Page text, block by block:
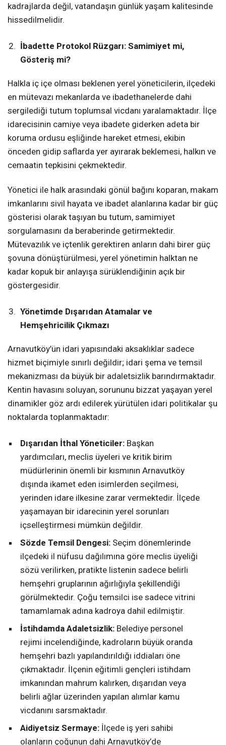
kadrajlarda değil, vatandaşın günlük yaşam kalitesinde
hissedilmelidir.
İbadette Protokol Rüzgarı: Samimiyet mi,
Gösteriş mi?
Halkla iç içe olması beklenen yerel yöneticilerin, ilçedeki
en mütevazı mekanlarda ve ibadethanelerde dahi
sergilediği tutum toplumsal vicdanı yaralamaktadır. İlçe
idarecisinin camiye veya ibadete giderken adeta bir
koruma ordusu eşliğinde hareket etmesi, ekibin
önceden gidip saflarda yer ayırarak beklemesi, halkın ve
cemaatin tepkisini çekmektedir.
Yönetici ile halk arasındaki gönül bağını koparan, makam
imkanlarını sivil hayata ve ibadet alanlarına kadar bir güç
gösterisi olarak taşıyan bu tutum, samimiyet
sorgulamasını da beraberinde getirmektedir.
Mütevazılık ve içtenlik gerektiren anların dahi birer güç
şovuna dönüştürülmesi, yerel yönetimin halktan ne
kadar kopuk bir anlayışa sürüklendiğinin açık bir
göstergesidir.
Yönetimde Dışarıdan Atamalar ve
Hemşehricilik Çıkmazı
Arnavutköy’ün idari yapısındaki aksaklıklar sadece
hizmet biçimiyle sınırlı değildir; idari şema ve temsil
mekanizması da büyük bir adaletsizlik barındırmaktadır.
Kentin havasını soluyan, sorununu bizzat yaşayan yerel
dinamikler göz ardı edilerek yürütülen idari politikalar şu
noktalarda toplanmaktadır:
Dışarıdan İthal Yöneticiler: Başkan
yardımcıları, meclis üyeleri ve kritik birim
müdürlerinin önemli bir kısmının Arnavutköy
dışında ikamet eden isimlerden seçilmesi,
yerinden idare ilkesine zarar vermektedir. İlçede
yaşamayan bir idarecinin yerel sorunları
içselleştirmesi mümkün değildir.
Sözde Temsil Dengesi: Seçim dönemlerinde
ilçedeki il nüfusu dağılımına göre meclis üyeliği
sözü verilirken, pratikte listenin sadece belirli
hemşehri gruplarının ağırlığıyla şekillendiği
görülmektedir. Çoğu temsilci ise sadece vitrini
tamamlamak adına kadroya dahil edilmiştir.
İstihdamda Adaletsizlik: Belediye personel
rejimi incelendiğinde, kadroların büyük oranda
hemşehri bazlı yapılandırıldığı iddiaları öne
çıkmaktadır. İlçenin eğitimli gençleri istihdam
imkanından mahrum kalırken, dışarıdan veya
belirli ağlar üzerinden yapılan alımlar kamu
vicdanını sarsmaktadır.
Aidiyetsiz Sermaye: İlçede iş yeri sahibi
olanların çoğunun dahi Arnavutköy’de